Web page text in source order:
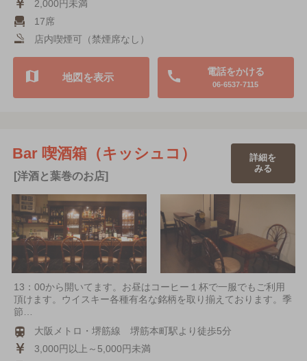
2,000円未満
17席
店内喫煙可（禁煙席なし）
電話をかける
06-6537-7115
地図を表示
Bar 喫酒箱（キッシュコ）
[洋酒と葉巻のお店]
詳細を
みる
13：00から開いてます。お昼はコーヒー１杯で一服でもご利用
頂けます。ウイスキー各種有名な銘柄を取り揃えております。季
節…
大阪メトロ・堺筋線 堺筋本町駅より徒歩5分
3,000円以上～5,000円未満